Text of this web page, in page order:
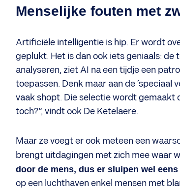
Menselijke fouten met
Artificiële intelligentie is hip. Er wordt
geplukt. Het is dan ook iets geniaals:
analyseren, ziet AI na een tijdje een
toepassen. Denk maar aan de ‘speciaal
vaak shopt. Die selectie wordt gemaakt
toch?”, vindt ook De Ketelaere.
Maar ze voegt er ook meteen een
brengt uitdagingen met zich mee waar
door de mens, dus er sluipen wel
op een luchthaven enkel mensen met